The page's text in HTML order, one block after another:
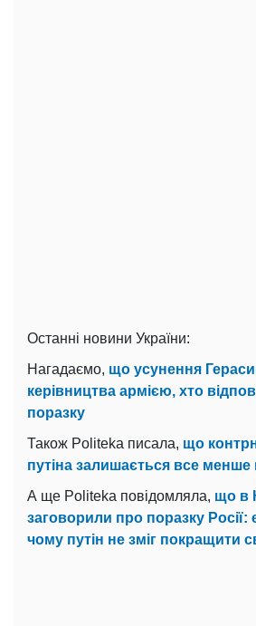
Останні новини України:
Нагадаємо, що усунення
керівництва армією, хто
поразку
Також Politeka писала, що
путіна залишається все менше
А ще Politeka повідомляла, що в
заговорили про поразку Росії:
чому путін не зміг покращити